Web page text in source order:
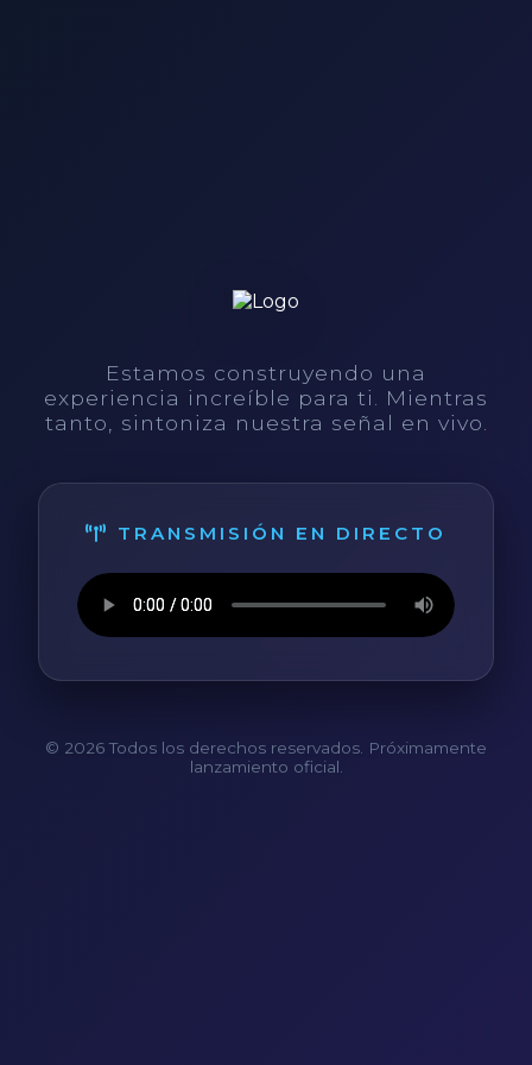
Estamos construyendo una
experiencia increíble para ti. Mientras
tanto, sintoniza nuestra señal en vivo.
TRANSMISIÓN EN DIRECTO
© 2026 Todos los derechos reservados. Próximamente
lanzamiento oficial.